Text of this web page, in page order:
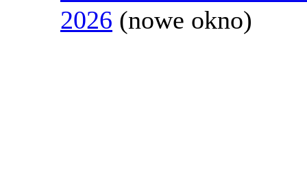
2026 (nowe okno)